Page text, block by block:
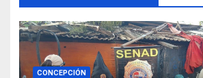
CONCEPCIÓN